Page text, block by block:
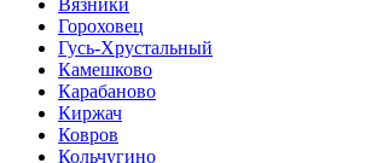
Вязники
Гороховец
Гусь-Хрустальный
Камешково
Карабаново
Киржач
Ковров
Кольчугино